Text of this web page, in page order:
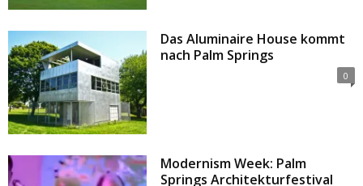
Das Aluminaire House kommt
nach Palm Springs
0
Modernism Week: Palm
Springs Architekturfestival